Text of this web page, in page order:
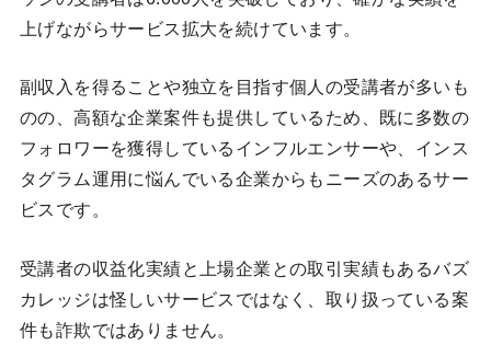
上げながらサービス拡大を続けています。
副収入を得ることや独立を目指す個人の受講者が多いも
のの、高額な企業案件も提供しているため、既に多数の
フォロワーを獲得しているインフルエンサーや、インス
タグラム運用に悩んでいる企業からもニーズのあるサー
ビスです。
受講者の収益化実績と上場企業との取引実績もあるバズ
カレッジは怪しいサービスではなく、取り扱っている案
件も詐欺ではありません。